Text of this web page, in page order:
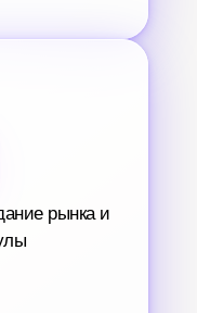
рынка и